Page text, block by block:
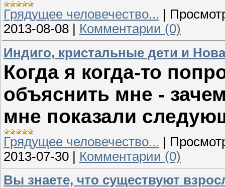
Грядущее человечество...
2013-08-08
Комментарии (0)
Индиго, кристальные дети и
Когда я когда-то
объяснить мне -
мне показали
Грядущее человечество... |
2013-07-30 | Комментарии (0)
Вы знаете, что существуют